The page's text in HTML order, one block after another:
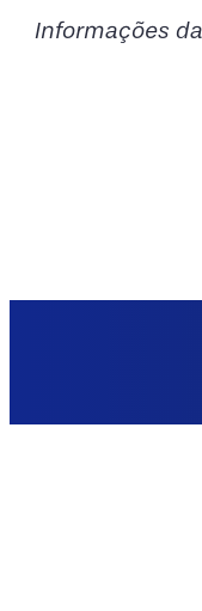
Informações